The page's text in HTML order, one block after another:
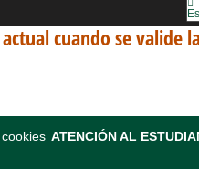
cuando se valide
ATENCIÓN AL